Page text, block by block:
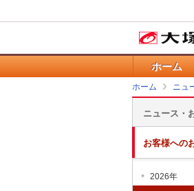
ホーム
ホーム ニュ
ニュース・
お客様への
2026年